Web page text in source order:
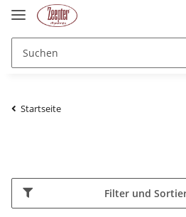
Startseite
Filter und